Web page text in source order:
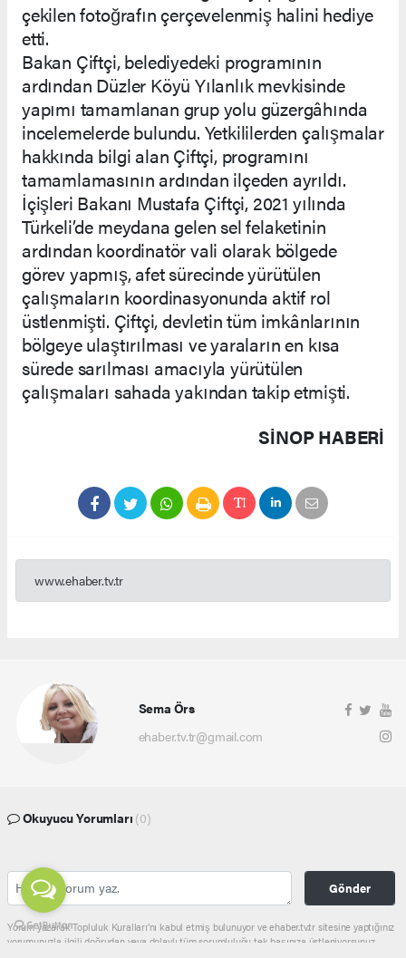
çekilen fotoğrafın çerçevelenmiş halini hediye
etti.
Bakan Çiftçi, belediyedeki programının
ardından Düzler Köyü Yılanlık mevkisinde
yapımı tamamlanan grup yolu güzergâhında
incelemelerde bulundu. Yetkililerden çalışmalar
hakkında bilgi alan Çiftçi, programını
tamamlamasının ardından ilçeden ayrıldı.
İçişleri Bakanı Mustafa Çiftçi, 2021 yılında
Türkeli’de meydana gelen sel felaketinin
ardından koordinatör vali olarak bölgede
görev yapmış, afet sürecinde yürütülen
çalışmaların koordinasyonunda aktif rol
üstlenmişti. Çiftçi, devletin tüm imkânlarının
bölgeye ulaştırılması ve yaraların en kısa
sürede sarılması amacıyla yürütülen
çalışmaları sahada yakından takip etmişti.
SINOP HABERİ
www.ehaber.tv.tr
Sema Örs
ehaber.tv.tr@gmail.com
Okuyucu Yorumları (0)
Gönder
Yorum yazarak Topluluk Kuralları’nı kabul etmiş bulunuyor ve ehaber.tv.tr sitesine yaptığınız
yorumunuzla ilgili doğrudan veya dolaylı tüm sorumluluğu tek başınıza üstleniyorsunuz.